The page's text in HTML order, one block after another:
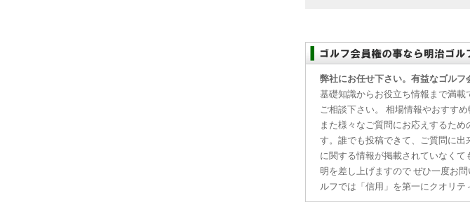
弊社にお任せ下さい。有益なゴル
基礎知識からお役立ち情報まで満
ご相談下さい。 相場情報やおすす
また様々なご質問にお応えするた
す。誰でも投稿できて、ご質問に
に関する情報が掲載されていなく
明を差し上げますので ぜひ一度お
ルフでは「信用」を第一にクオリテ